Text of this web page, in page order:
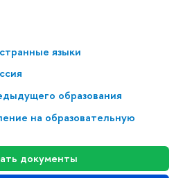
языки
образования
на образовательную
документы